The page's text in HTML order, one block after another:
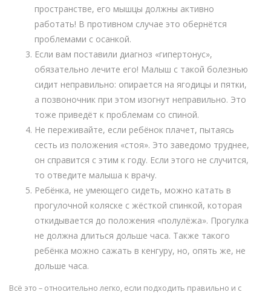
пространстве, его мышцы должны активно
работать! В противном случае это обернётся
проблемами с осанкой.
Если вам поставили диагноз «гипертонус»,
обязательно лечите его! Малыш с такой болезнью
сидит неправильно: опирается на ягодицы и пятки,
а позвоночник при этом изогнут неправильно. Это
тоже приведёт к проблемам со спиной.
Не переживайте, если ребёнок плачет, пытаясь
сесть из положения «стоя». Это заведомо труднее,
он справится с этим к году. Если этого не случится,
то отведите малыша к врачу.
Ребёнка, не умеющего сидеть, можно катать в
прогулочной коляске с жёсткой спинкой, которая
откидывается до положения «полулёжа». Прогулка
не должна длиться дольше часа. Также такого
ребёнка можно сажать в кенгуру, но, опять же, не
дольше часа.
Всё это – относительно легко, если подходить правильно и с